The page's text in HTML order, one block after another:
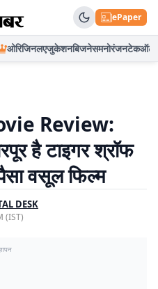
ePaper
ओरिजिनलएजुकेशनबिजनेसमनोरंजनटेकऑटो
Review:
है टाइगर श्रॉफ
वसूल फिल्म
DESK
(IST)